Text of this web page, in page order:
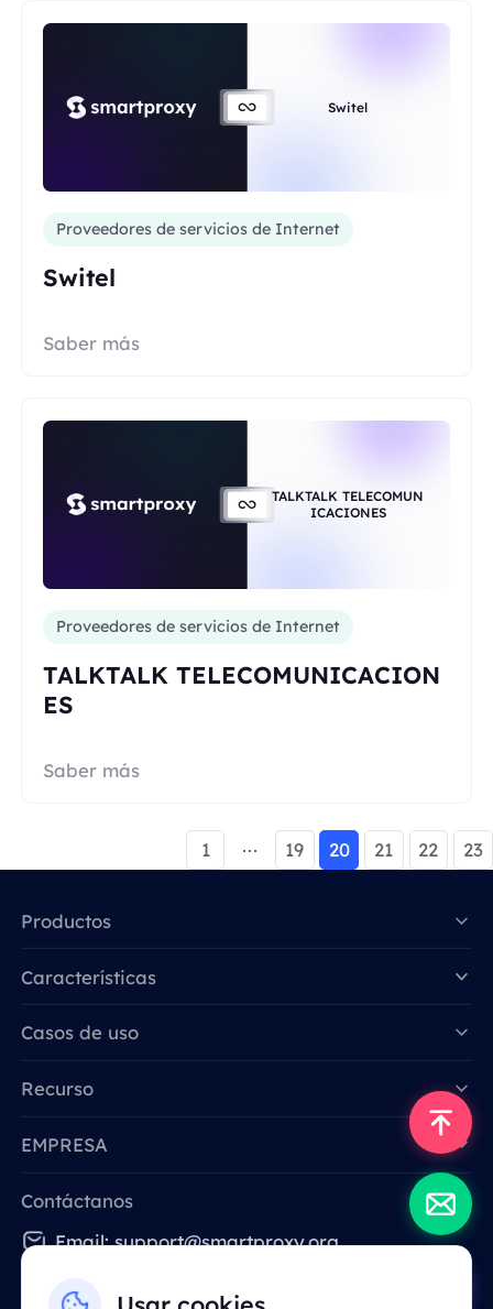
Switel
Proveedores de servicios de Internet
Switel
Saber más
TALKTALK TELECOMUN
ICACIONES
Proveedores de servicios de Internet
TALKTALK TELECOMUNICACION
ES
Saber más
1 19 20 21 22 23
Productos
Características
Casos de uso
Recurso
EMPRESA
Contáctanos
Email: support@smartproxy.org